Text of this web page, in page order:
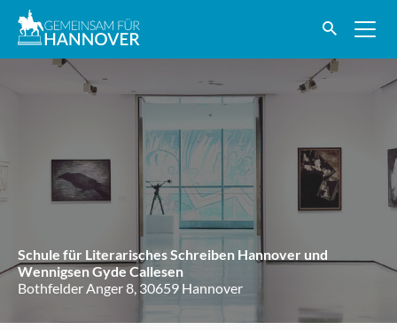
Schule für Literarisches Schreiben Hannover und
Wennigsen Gyde Callesen
Bothfelder Anger 8, 30659 Hannover